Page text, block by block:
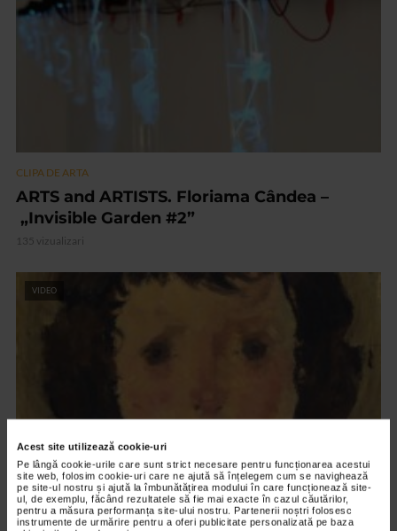
Acest site utilizează cookie-uri
Pe lângă cookie-urile care sunt strict necesare pentru funcționarea acestui
site web, folosim cookie-uri care ne ajută să înțelegem cum se navighează
pe site-ul nostru și ajută la îmbunătățirea modului în care funcționează site-
ul, de exemplu, făcând rezultatele să fie mai exacte în cazul căutărilor,
pentru a măsura performanța site-ului nostru. Partenerii noștri folosesc
instrumente de urmărire pentru a oferi publicitate personalizată pe baza
CLIPA DE ARTA
ARTS and ARTISTS. Floriama Cândea –
„Invisible Garden #2”
135 vizualizari
VIDEO
CLIPA DE ARTA
Nicolae Tonitza – Pictor al copiilor